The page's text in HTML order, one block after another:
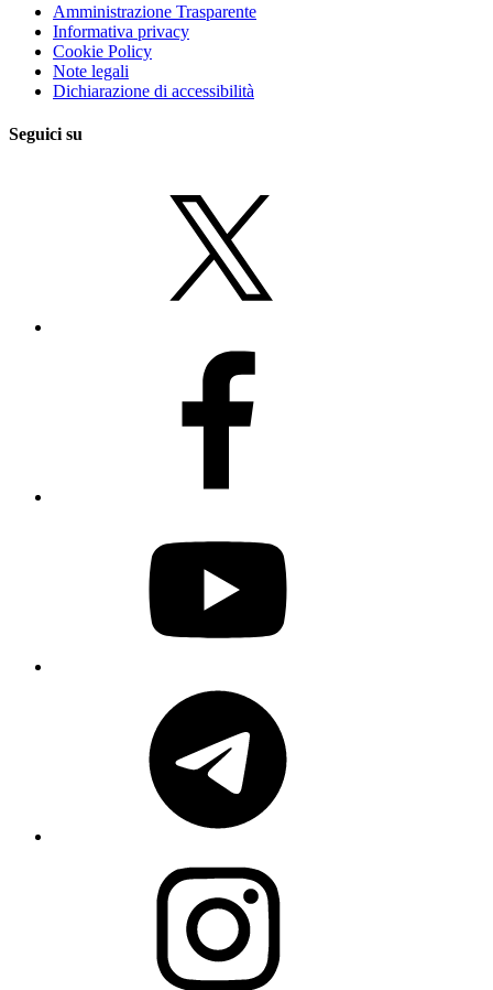
Amministrazione Trasparente
Informativa privacy
Cookie Policy
Note legali
Dichiarazione di accessibilità
Seguici su